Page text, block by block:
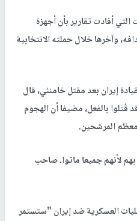
أفادت تقارير بأن أجهزة
وآخرها خلال حملته الانتخابية
إيران بعد مقتل خامنئي، قال
بالفعل، مضيفا أن الهجوم
المرشحين.
لأنهم جميعا ماتوا. صاحب
العسكرية ضد إيران "ستستمر